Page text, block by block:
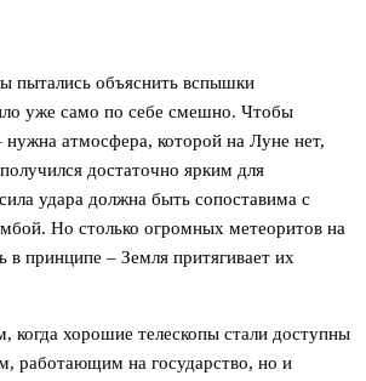
пытались объяснить вспышки
уже само по себе смешно. Чтобы
нужна атмосфера, которой на Луне нет,
достаточно ярким для
удара должна быть сопоставима с
Но столько огромных метеоритов на
в принципе – Земля притягивает их
когда хорошие телескопы стали доступны
работающим на государство, но и